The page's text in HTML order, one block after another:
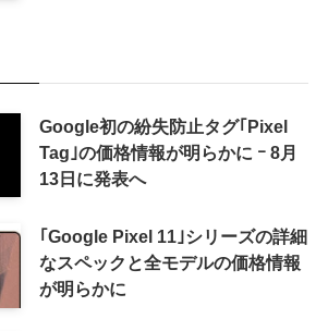
Google初の紛失防止タグ｢Pixel
Tag｣の価格情報が明らかに ｰ 8月
13日に発表へ
｢Google Pixel 11｣シリーズの詳細
なスペックと全モデルの価格情報
が明らかに